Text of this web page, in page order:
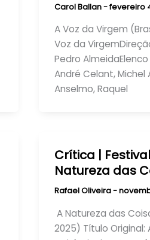
Carol Ballan-fevereiro
A Voz da Virgem
Voz da
Pedro
André Celant, Michel
Anselmo, Raquel
Crítica |
Natureza das
Rafael Oliveira-
A Natureza das
2025) Título Original: